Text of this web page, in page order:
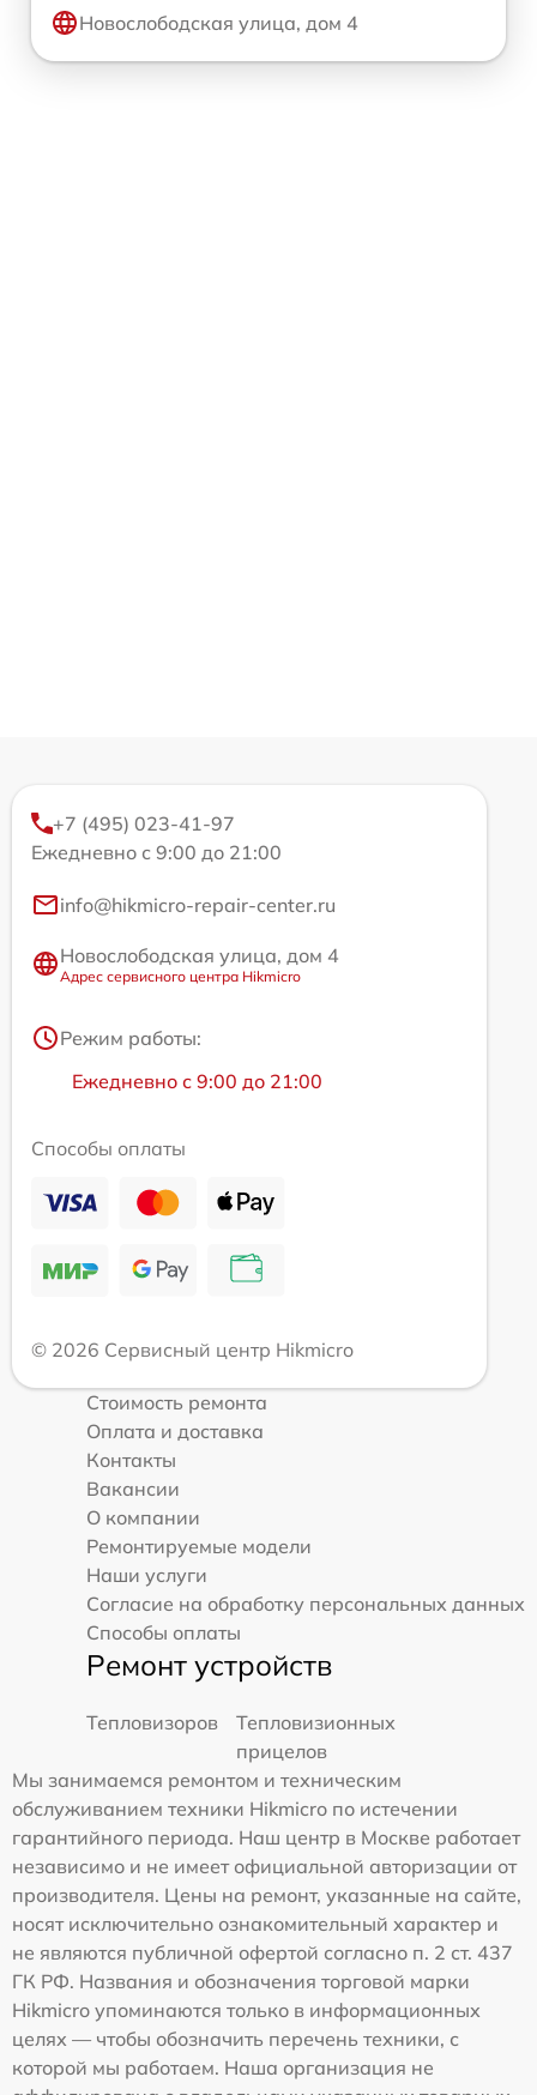
Новослободская улица, дом 4
+7 (495) 023-41-97
Ежедневно с 9:00 до 21:00
info@hikmicro-repair-center.ru
Новослободская улица, дом 4
Адрес сервисного центра Hikmicro
Режим работы:
Ежедневно с 9:00 до 21:00
Способы оплаты
© 2026 Сервисный центр Hikmicro
Стоимость ремонта
Оплата и доставка
Контакты
Вакансии
О компании
Ремонтируемые модели
Наши услуги
Согласие на обработку персональных данных
Способы оплаты
Ремонт устройств
Тепловизоров
Тепловизионных
прицелов
Мы занимаемся ремонтом и техническим
обслуживанием техники Hikmicro по истечении
гарантийного периода. Наш центр в Москве работает
независимо и не имеет официальной авторизации от
производителя. Цены на ремонт, указанные на сайте,
носят исключительно ознакомительный характер и
не являются публичной офертой согласно п. 2 ст. 437
ГК РФ. Названия и обозначения торговой марки
Hikmicro упоминаются только в информационных
целях — чтобы обозначить перечень техники, с
которой мы работаем. Наша организация не